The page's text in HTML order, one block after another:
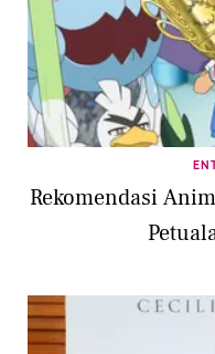
Rekomendasi